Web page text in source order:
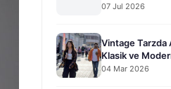
07 Jul 2026
Vintage Tarzda
Klasik ve
04 Mar 2026